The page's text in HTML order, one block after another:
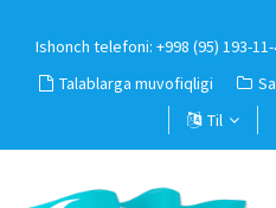
Ishonch telefoni: +998 (95) 193-11-
Talablarga muvofiqligi
Til